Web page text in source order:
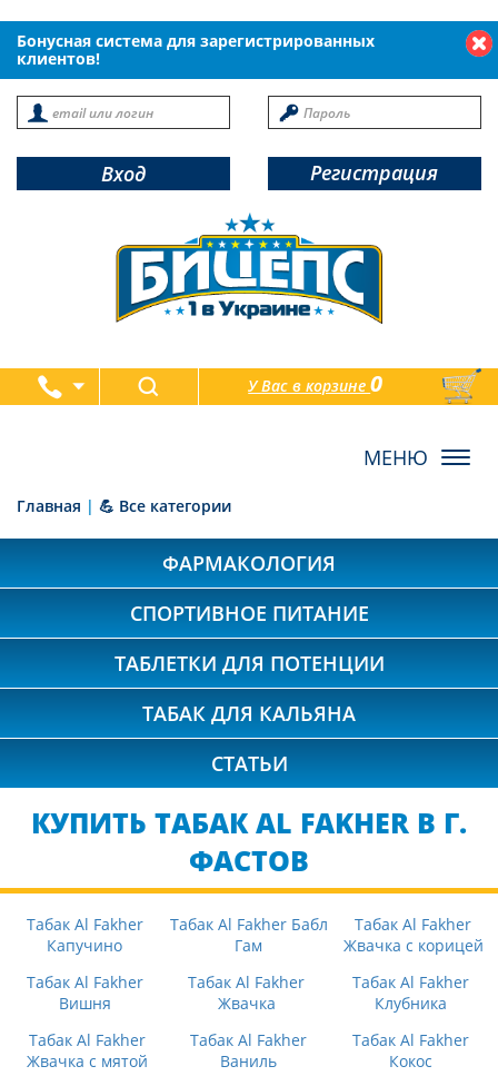
Бонусная система для зарегистрированных
клиентов!
Вход Регистрация
У Вас в корзине0
товаров
Главная | 💪 Все категории
ФАРМАКОЛОГИЯ
СПОРТИВНОЕ ПИТАНИЕ
ТАБЛЕТКИ ДЛЯ ПОТЕНЦИИ
ТАБАК ДЛЯ КАЛЬЯНА
СТАТЬИ
КУПИТЬ ТАБАК AL FAKHER В Г.
ФАСТОВ
Табак Al Fakher
Капучино
Табак Al Fakher Бабл
Гам
Табак Al Fakher
Жвачка с корицей
Табак Al Fakher
Вишня
Табак Al Fakher
Жвачка
Табак Al Fakher
Клубника
Табак Al Fakher
Жвачка с мятой
Табак Al Fakher
Ваниль
Табак Al Fakher
Кокос